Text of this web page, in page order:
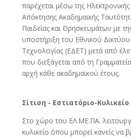
παρέχεται μέσω της
Απόκτησης Ακαδημαϊκής
Παιδείας και Θρησκευμάτων με
υποστήριξη του Εθνικού
Τεχνολογίας (ΕΔΕΤ) μετά από
που διεξάγεται από τη
αρχή κάθε ακαδημαϊκού έτους.
Σίτιση - Εστιατόριο-Κυλικείο
Στο χώρο του ΕΛ.ΜΕ.ΠΑ.
κυλικείο όπου µπορεί κανείς να